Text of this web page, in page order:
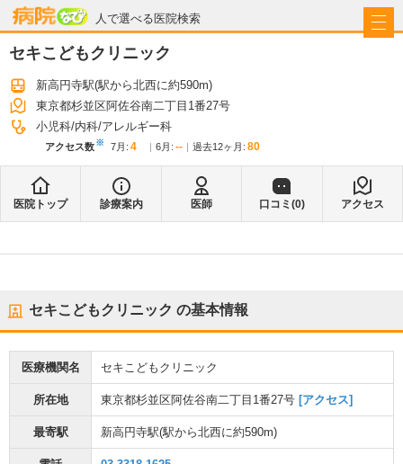
人で選べる医院検索
病院なび
セキこどもクリニック
新高円寺駅(駅から北西に約590m)
東京都杉並区阿佐谷南二丁目1番27号
小児科 内科 アレルギー科
アクセス数※ 7月 : 4 6月 : -- 過去12ヶ月: 80
医院トップ 診療案内 医師 口コミ(0) アクセス
セキこどもクリニック の基本情報
医療機関名 セキこどもクリニック
所在地 東京都杉並区阿佐谷南二丁目1番27号 [アクセス]
最寄駅 新高円寺駅(駅から北西に約590m)